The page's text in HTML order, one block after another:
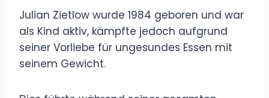
Julian Zietlow wurde 1984 geboren und war
als Kind aktiv, kämpfte jedoch aufgrund
seiner Vorliebe für ungesundes Essen mit
seinem Gewicht.